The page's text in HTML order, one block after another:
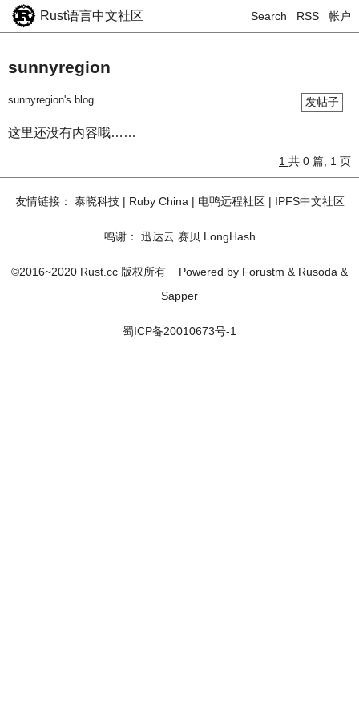
Rust语言中文社区 Search RSS 帐户
sunnyregion
发帖子
sunnyregion's blog
这里还没有内容哦……
1 共 0 篇, 1 页
友情链接： 泰晓科技| Ruby China | 电鸭远程社区| IPFS中文社区
鸣谢： 迅达云 赛贝 LongHash
©2016~2020 Rust.cc 版权所有 Powered by Forustm & Rusoda &
Sapper
蜀ICP备20010673号-1